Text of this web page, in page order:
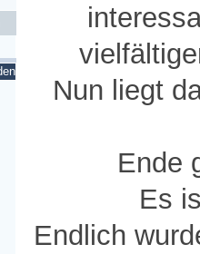
Nun liegt
Ende
Es
Endlich